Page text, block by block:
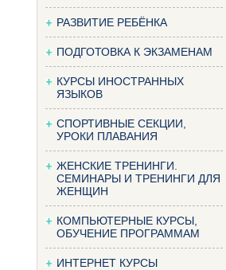
РАЗВИТИЕ РЕБЁНКА
ПОДГОТОВКА К ЭКЗАМЕНАМ
КУРСЫ ИНОСТРАННЫХ
ЯЗЫКОВ
СПОРТИВНЫЕ СЕКЦИИ,
УРОКИ ПЛАВАНИЯ
ЖЕНСКИЕ ТРЕНИНГИ.
СЕМИНАРЫ И ТРЕНИНГИ ДЛЯ
ЖЕНЩИН
КОМПЬЮТЕРНЫЕ КУРСЫ,
ОБУЧЕНИЕ ПРОГРАММАМ
ИНТЕРНЕТ КУРСЫ